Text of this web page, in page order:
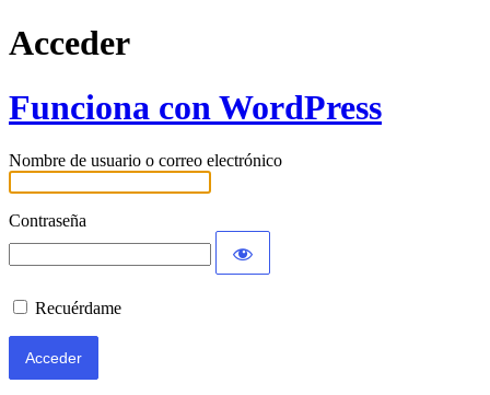
Acceder
Funciona con WordPress
Nombre de usuario o correo electrónico
Contraseña
Recuérdame